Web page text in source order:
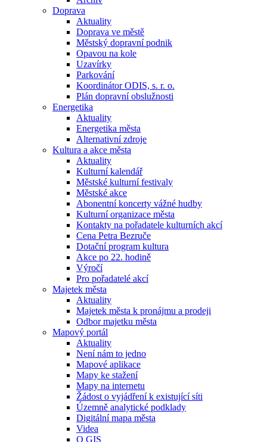
Doprava
Aktuality
Doprava ve městě
Městský dopravní podnik
Opavou na kole
Uzavírky
Parkování
Koordinátor ODIS, s. r. o.
Plán dopravní obslužnosti
Energetika
Aktuality
Energetika města
Alternativní zdroje
Kultura a akce města
Aktuality
Kulturní kalendář
Městské kulturní festivaly
Městské akce
Abonentní koncerty vážné hudby
Kulturní organizace města
Kontakty na pořadatele kulturních akcí
Cena Petra Bezruče
Dotační program kultura
Akce po 22. hodině
Výročí
Pro pořadatelé akcí
Majetek města
Aktuality
Majetek města k pronájmu a prodeji
Odbor majetku města
Mapový portál
Aktuality
Není nám to jedno
Mapové aplikace
Mapy ke stažení
Mapy na internetu
Žádost o vyjádření k existující síti
Územně analytické podklady
Digitální mapa města
Videa
O GIS